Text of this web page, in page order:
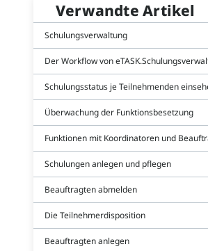
Verwandte Artikel
Schulungsverwaltung
Der Workflow von
Schulungsstatus je Teilnehmenden
Überwachung der Funktionsbesetzung
Funktionen mit Koordinatoren und
Schulungen anlegen und pflegen
Beauftragten abmelden
Die Teilnehmerdisposition
Beauftragten anlegen